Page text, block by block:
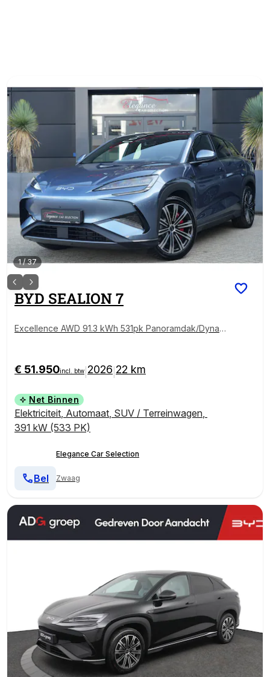
1/37
BYD SEALION 7
Excellence AWD 91.3 kWh 531pk Panoramdak/Dynau
€ 51.950incl. btw 2026 22 km
Net Binnen
Elektriciteit, Automaat, SUV / Terreinwagen,
391 kW (533 PK)
Elegance Car Selection
Zwaag
Bel